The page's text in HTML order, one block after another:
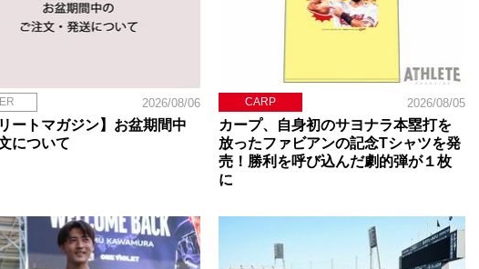
2026/08/06
リートマガジン】お盆期間中
について
CARP 2026/08/05
カープ、自身初のサヨナラ本塁打を
放ったファビアンの記念Tシャツを発
売！勝利を呼び込んだ劇的弾が１枚
に